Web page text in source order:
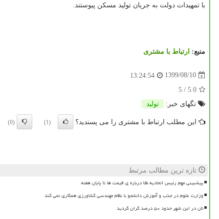
با تمهیدات دولت به جریان تولید مسکن پیوستند.
منبع: ارتباط با مشتری
1399/08/10
13:24:54
5.0
/ 5
تگهای خبر:
تولید
این مطلب ارتباط با مشتری را می پسندید؟ (1)
(0)
تازه ترین مطالب مرتبط
پیشبینی مهم رئیس اتحادیه طلا درباره ی قیمت ها تا پایان هفته
وزارت علوم در جذب و آموزش دانشجو با نظام مهندسی کشاورزی همکاری نمی کند
نان در این شهر حدود ۵۰ درصد گران گردید